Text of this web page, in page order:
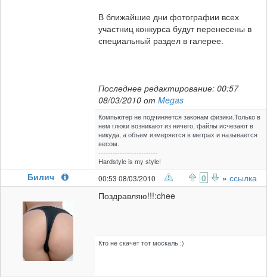
В ближайшие дни фотографии всех
участниц конкурса будут перенесены в
специальный раздел в галерее.
Последнее редактирование: 00:57
08/03/2010 от Megas
Компьютер не подчиняется законам физики.Только в
нем глюки возникают из ничего, файлы исчезают в
никуда, а объем измеряется в метрах и называется
весом.
-------------------------
Hardstyle is my style!
Билич 00:53 08/03/2010 0 » ссылка
Поздравляю!!!:chee
Кто не скачет тот москаль :)